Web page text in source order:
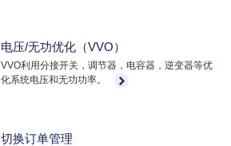
电压/无功优化（VVO）
VVO利用分接开关，调节器，电容器，逆变器等优
化系统电压和无功功率。
切换订单管理